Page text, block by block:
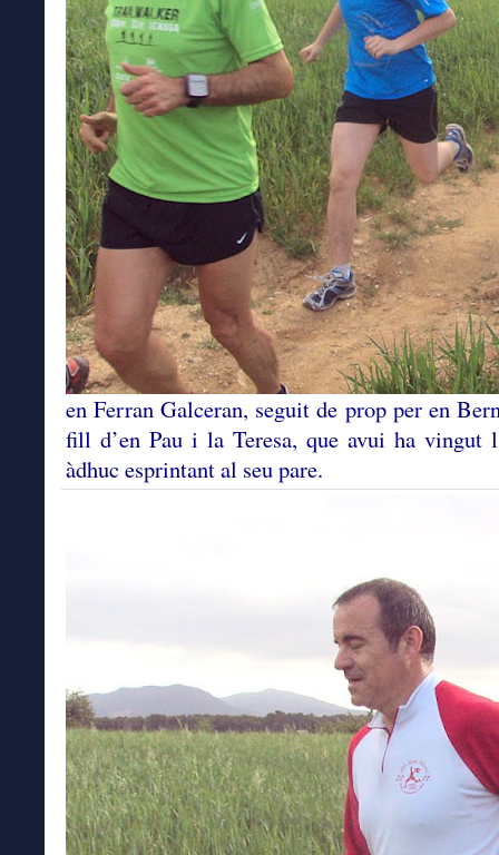
en Ferran Galceran, seguit de prop per en
fill d’en Pau i la Teresa, que avui ha vingut
àdhuc esprintant al seu pare.